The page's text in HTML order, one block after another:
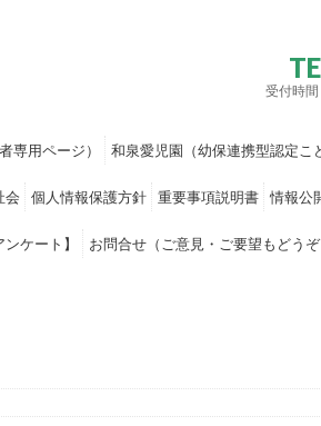
受付時
専用ページ） 和泉愛児園（幼保連携型認定こ
会 個人情報保護方針 重要事項説明書 情報公
ケート】 お問合せ（ご意見・ご要望もどうぞ